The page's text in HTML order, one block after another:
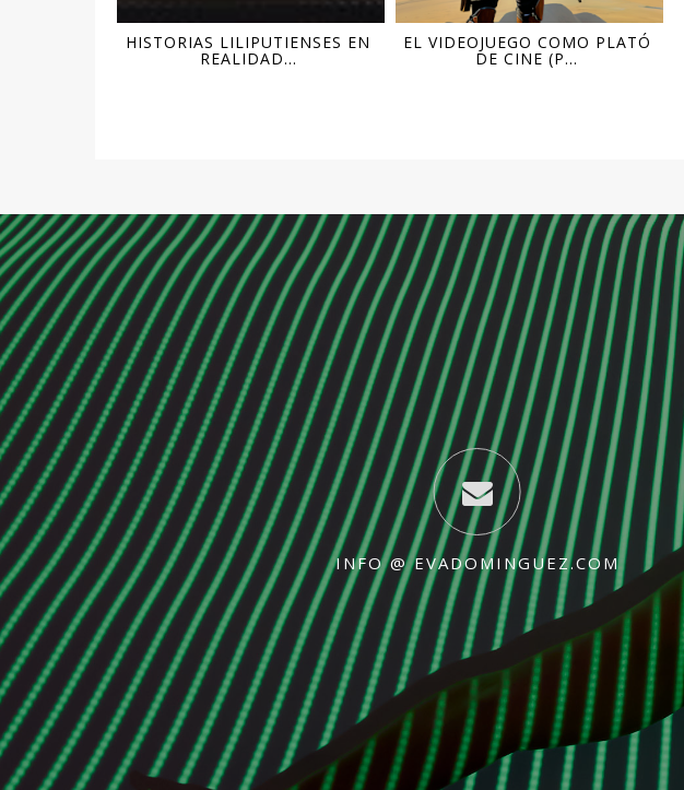
HISTORIAS LILIPUTIENSES EN
REALIDAD...
EL VIDEOJUEGO COMO PLATÓ
DE CINE (P...
INFO @ EVADOMINGUEZ.COM